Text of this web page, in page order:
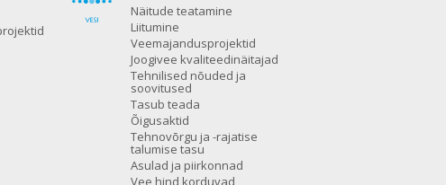
Näitude teatamine
Liitumine
Veemajandusprojektid
Joogivee kvaliteedinäitajad
Tehnilised nõuded ja
soovitused
Tasub teada
Õigusaktid
Tehnovõrgu ja -rajatise
talumise tasu
Asulad ja piirkonnad
Vee hind korduvad